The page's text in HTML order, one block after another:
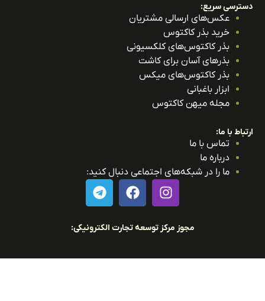
سریع:
عکس‌های ارسالی مشتریان
خرید بذر کاکتوس
بذر کاکتوس‌های کلکسیونی
بذرهای آسان برای کاشت
بذر کاکتوس‌های میکس
ابزار باغبانی
مجله میهن کاکتوس
با ما:
تماس با ما
درباره ما
ما را در شبکه‌های اجتماعی دنبال کنید:
مجوز مرکز توسعه تجارت الکترونیکی: